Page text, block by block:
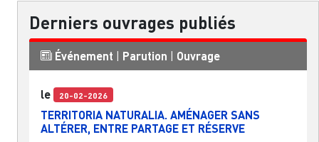
Derniers ouvrages publiés
Événement | Parution | Ouvrage
le 20-02-2026
TERRITORIA NATURALIA. AMÉNAGER SANS
ALTÉRER, ENTRE PARTAGE ET RÉSERVE